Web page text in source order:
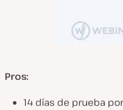
Pros:
14 días de prueba